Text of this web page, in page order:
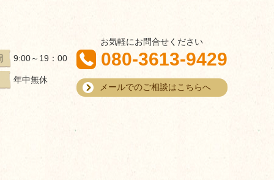
9:00～19：00
年中無休
お気軽にお問合せください
080-3613-9429
メールでのご相談はこちらへ